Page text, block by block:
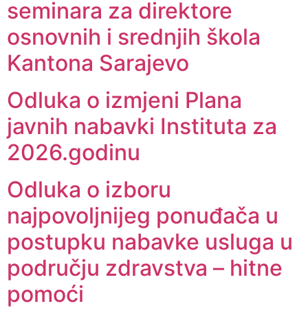
seminara za direktore
osnovnih i srednjih škola
Kantona Sarajevo
Odluka o izmjeni Plana
javnih nabavki Instituta za
2026.godinu
Odluka o izboru
najpovoljnijeg ponuđača u
postupku nabavke usluga u
području zdravstva – hitne
pomoći